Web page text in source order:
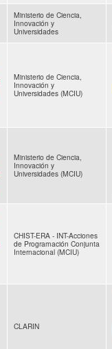
Ministerio de Ciencia,
Innovación y
Universidades
Ministerio de Ciencia,
Innovación y
Universidades (MCIU)
Ministerio de Ciencia,
Innovación y
Universidades (MCIU)
CHIST-ERA - INT-Acciones
de Programación Conjunta
Internacional (MCIU)
CLARIN